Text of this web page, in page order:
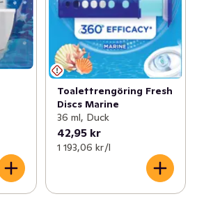
Toalettrengöring Fresh
Discs Marine
36 ml, Duck
42,95 kr
1 193,06 kr /l